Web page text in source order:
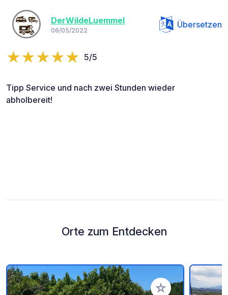
DerWildeLuemmel
06/05/2022
Übersetzen
5/5
Tipp Service und nach zwei Stunden wieder
abholbereit!
Orte zum Entdecken